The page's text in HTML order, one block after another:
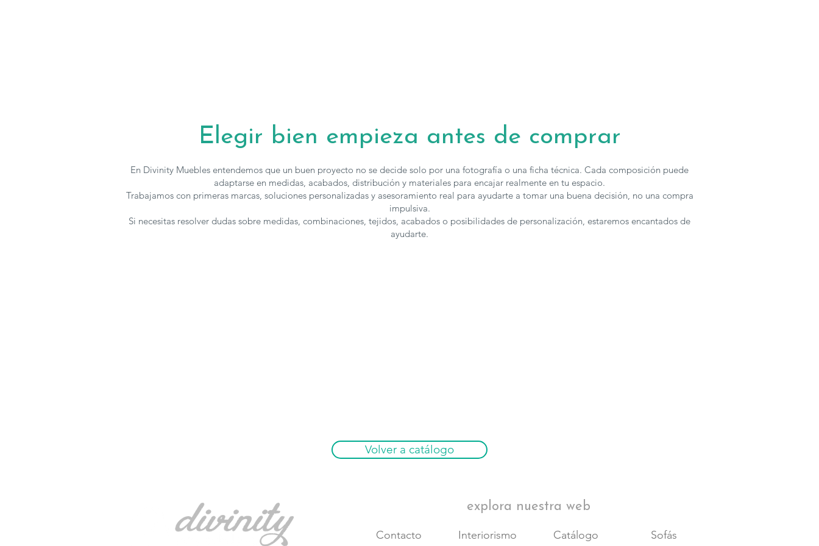
Elegir bien empieza antes de comprar
En Divinity Muebles entendemos que un buen proyecto no se decide solo por una fotografía o una ficha técnica. Cada composición puede
adaptarse en medidas, acabados, distribución y materiales para encajar realmente en tu espacio.
Trabajamos con primeras marcas, soluciones personalizadas y asesoramiento real para ayudarte a tomar una buena decisión, no una compra
impulsiva.
Si necesitas resolver dudas sobre medidas, combinaciones, tejidos, acabados o posibilidades de personalización, estaremos encantados de
ayudarte.
Volver a catálogo
Contacto Interiorismo Catálogo
explora nuestra web
Sofás